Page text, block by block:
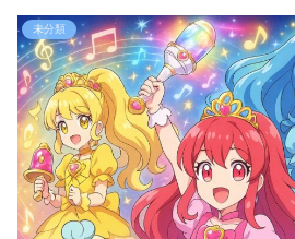
未分類